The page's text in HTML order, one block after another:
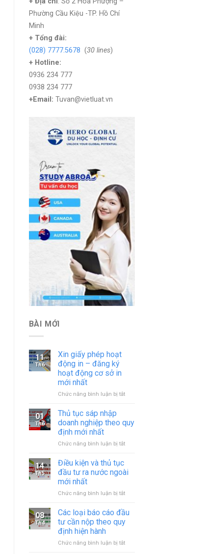
Phường Cầu Kiệu -TP. Hồ Chí
Minh
+ Tổng đài:
(028) 7777.5678 (30 lines)
+ Hotline:
0936 234 777
0938 234 777
+Email: Tuvan@vietluat.vn
BÀI MỚI
11
Th6
Xin giấy phép hoạt
động in – đăng ký
hoạt động cơ sở in
mới nhất
Chức năng bình luận bị tắtở
hoạt
in
ký
hoạt
cơ
in
mới
01
Th6
Thủ tục sáp nhập
doanh nghiệp theo quy
định mới nhất
Chức năng bình luận bị tắtở
sáp
nhập
nghiệp
quy
14
Th5
Điều kiện và thủ tục
đầu tư ra nước ngoài
mới nhất
Chức năng bình luận bị tắtở
kiện
đầu
08
Th4
Các loại báo cáo đầu
tư cần nộp theo quy
định hiện hành
Chức năng bình luận bị tắtở